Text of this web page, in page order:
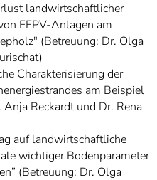
landwirtschaftlicher
FFPV-Anlagen am
(Betreuung: Dr. Olga
Charakterisierung der
am Beispiel
Reckardt und Dr. Rena
auf landwirtschaftliche
wichtiger Bodenparameter
(Betreuung: Dr. Olga